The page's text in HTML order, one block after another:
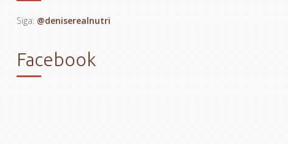
Siga: @deniserealnutri
Facebook